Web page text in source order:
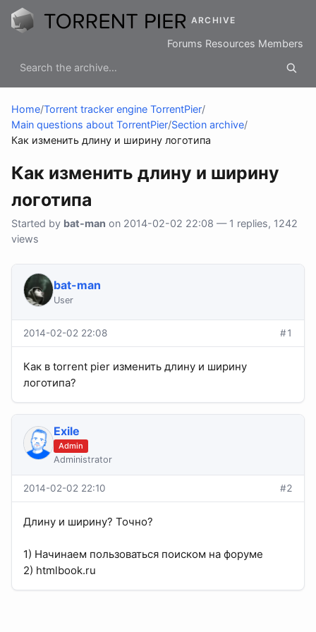
ARCHIVE
Forums Resources Members
Home/Torrent tracker engine TorrentPier/
Main questions about TorrentPier/Section archive/
Как изменить длину и ширину логотипа
Как изменить длину и ширину
логотипа
Started by bat-man on 2014-02-02 22:08 — 1 replies, 1242
views
bat-man
User
2014-02-02 22:08 #1
Как в torrent pier изменить длину и ширину
логотипа?
Exile
Admin
Administrator
2014-02-02 22:10 #2
Длину и ширину? Точно?
1) Начинаем пользоваться поиском на форуме
2) htmlbook.ru